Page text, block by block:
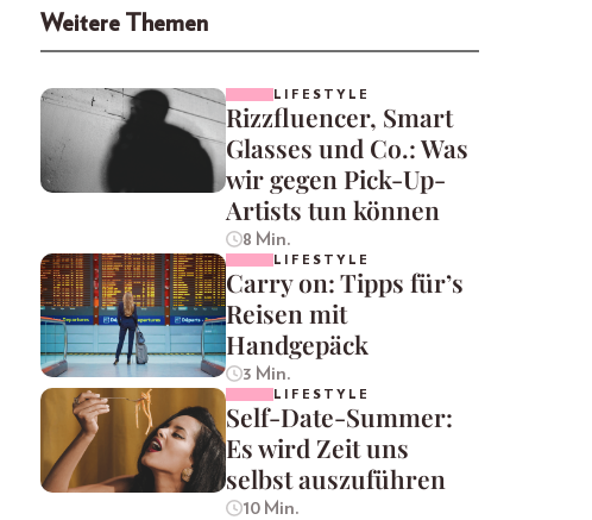
Weitere Themen
LIFESTYLE
Rizzfluencer, Smart
Glasses und Co.: Was
wir gegen Pick-Up-
Artists tun können
8 Min.
LIFESTYLE
Carry on: Tipps für’s
Reisen mit
Handgepäck
3 Min.
LIFESTYLE
Self-Date-Summer:
Es wird Zeit uns
selbst auszuführen
10 Min.